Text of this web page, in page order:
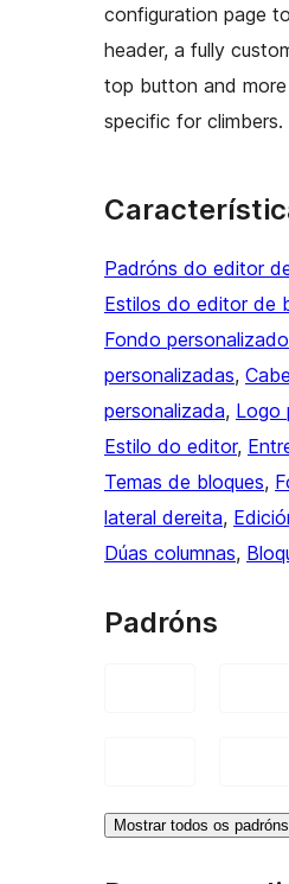
configuration page
header, a fully
top button and
specific for climbers.
Padróns do editor
Estilos do editor de
Fondo personalizado
personalizadas,
personalizada, Logo
Estilo do editor,
Temas de bloques,
lateral dereita,
Dúas columnas,
Padróns
Mostrar todos os padróns